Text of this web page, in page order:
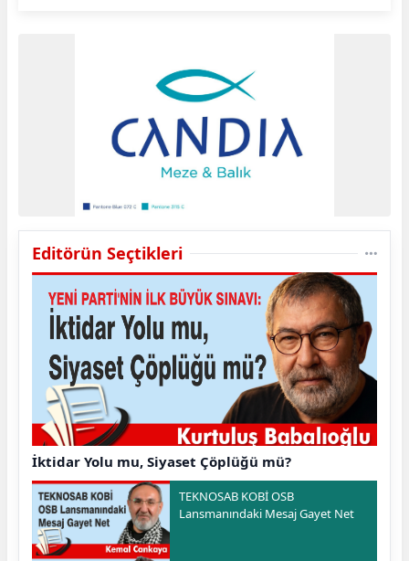
Editörün Seçtikleri
İktidar Yolu mu, Siyaset Çöplüğü mü?
TEKNOSAB KOBİ OSB
Lansmanındaki Mesaj Gayet Net